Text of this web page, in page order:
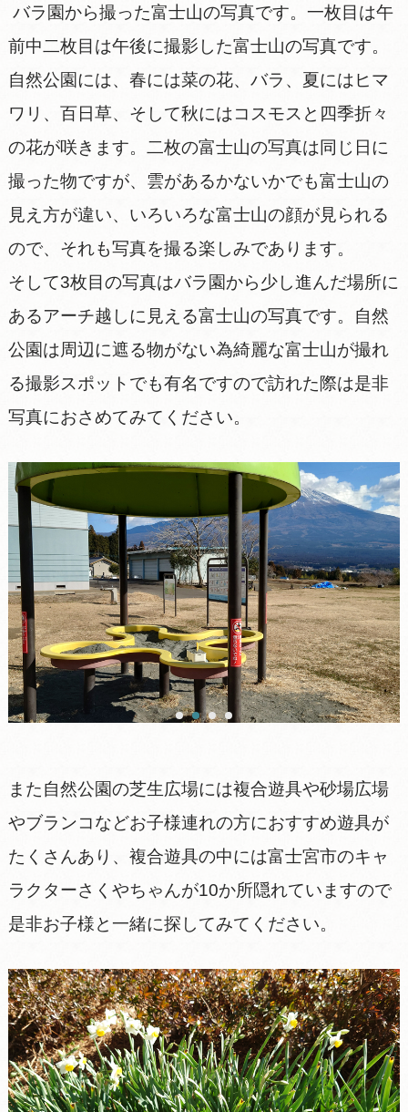
バラ園から撮った富士山の写真です。一枚目は午
前中二枚目は午後に撮影した富士山の写真です。
自然公園には、春には菜の花、バラ、夏にはヒマ
ワリ、百日草、そして秋にはコスモスと四季折々
の花が咲きます。二枚の富士山の写真は同じ日に
撮った物ですが、雲があるかないかでも富士山の
見え方が違い、いろいろな富士山の顔が見られる
ので、それも写真を撮る楽しみであります。
そして3枚目の写真はバラ園から少し進んだ場所に
あるアーチ越しに見える富士山の写真です。自然
公園は周辺に遮る物がない為綺麗な富士山が撮れ
る撮影スポットでも有名ですので訪れた際は是非
写真におさめてみてください。
また自然公園の芝生広場には複合遊具や砂場広場
やブランコなどお子様連れの方におすすめ遊具が
たくさんあり、複合遊具の中には富士宮市のキャ
ラクターさくやちゃんが10か所隠れていますので
是非お子様と一緒に探してみてください。